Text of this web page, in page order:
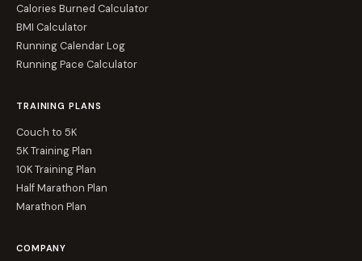
Calories Burned Calculator
BMI Calculator
Running Calendar Log
Running Pace Calculator
TRAINING PLANS
Couch to 5K
5K Training Plan
10K Training Plan
Half Marathon Plan
Marathon Plan
COMPANY